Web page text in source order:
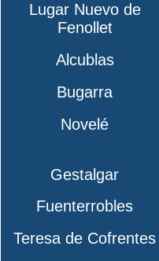
Lugar Nuevo de
Fenollet
Alcublas
Bugarra
Novelé
Gestalgar
Fuenterrobles
Teresa de Cofrentes